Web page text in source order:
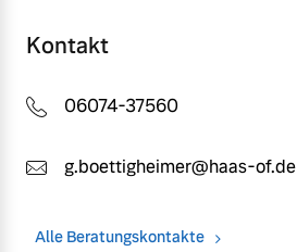
Kontakt
06074-37560
g.boettigheimer@haas-of.de
Alle Beratungskontakte